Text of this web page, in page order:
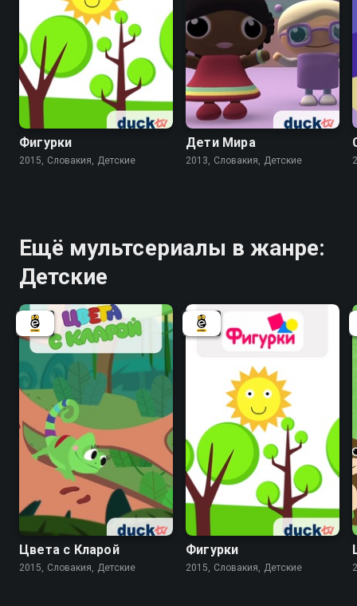
Фигурки
2015, Словакия, Детские
Дети Мира
2013, Словакия, Детские
Ещё мультсериалы в жанре:
Детские
Цвета с Кларой
2015, Словакия, Детские
Фигурки
2015, Словакия, Детские